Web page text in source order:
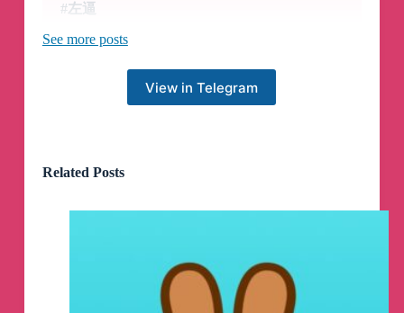
#左逼
跳脫虛假的二元對立
兩黨政治、國家仇視
上帝與傻蛋、人民與國際共產黨員
找出真正的敵人，敵人在每個地區與任何國
See more posts
View in Telegram
Related Posts